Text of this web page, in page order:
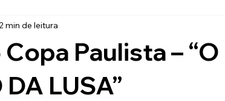
Copa São Paulo
de Quintal Lusa Run 2019
Paulista – “O
LUSA”
2 min de leitura